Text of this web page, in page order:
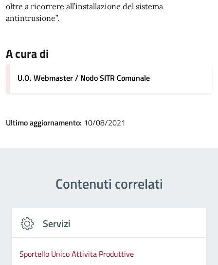
oltre a ricorrere all’installazione del sistema
antintrusione”.
A cura di
U.O. Webmaster / Nodo SITR Comunale
Ultimo aggiornamento: 10/08/2021
Contenuti correlati
Servizi
Sportello Unico Attivita Produttive